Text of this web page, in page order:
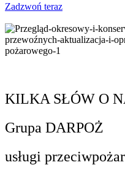
Zadzwoń teraz
KILKA SŁÓW O
Grupa DARPOŻ
usługi